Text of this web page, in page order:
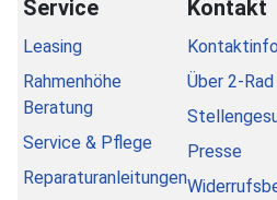
Service
Leasing
Rahmenhöhe
Beratung
Service & Pflege
Reparaturanleitungen
Kontakt
Über 2-
Presse